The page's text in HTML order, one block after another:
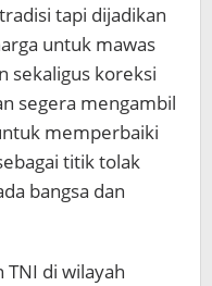
tapi dijadikan
untuk mawas
sekaligus koreksi
segera mengambil
memperbaiki
titik tolak
bangsa dan
TNI di wilayah